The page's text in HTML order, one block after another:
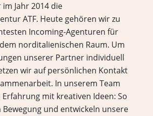
Jahr 2014 die
ATF. Heute gehören wir zu
Incoming-Agenturen für
norditalienischen Raum. Um
unserer Partner individuell
wir auf persönlichen Kontakt
In unserem Team
mit kreativen Ideen: So
und entwickeln unsere